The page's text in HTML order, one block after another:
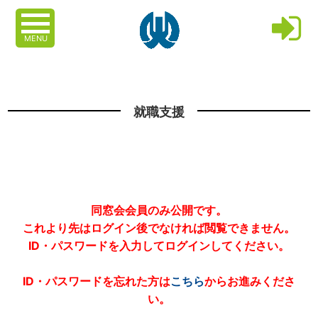
MENU
就職支援
同窓会会員のみ公開です。
これより先はログイン後でなければ閲覧できません。
ID・パスワードを入力してログインしてください。
ID・パスワードを忘れた方はこちらからお進みくださ
い。